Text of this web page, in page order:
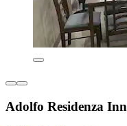
Adolfo Residenza Inn